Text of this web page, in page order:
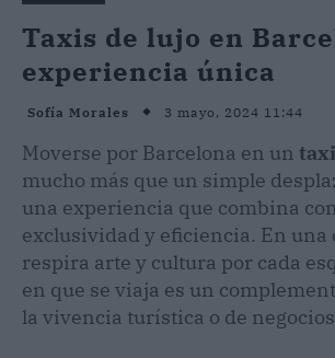
Taxis de lujo en
experiencia única
Sofía Morales 3 mayo, 2024 11:44
Moverse por Barcelona en un
mucho más que un simple
una experiencia que combina
exclusividad y eficiencia. En una
respira arte y cultura por cada
en que se viaja es un
la vivencia turística o de